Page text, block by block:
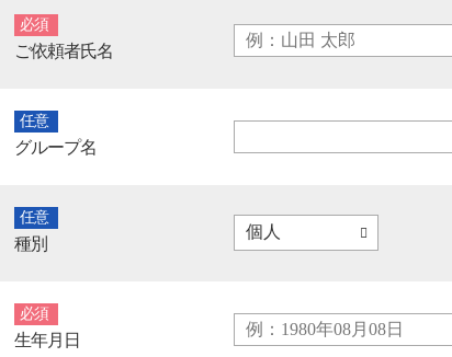
必須
ご依頼者氏名
任意
グループ名
任意
種別
必須
生年月日